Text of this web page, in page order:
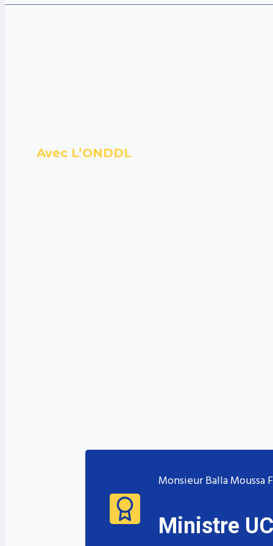
Avec L’ONDDL
Monsieur Balla Moussa
Ministre